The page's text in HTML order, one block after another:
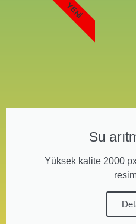
Su
Yüksek kalite 2000
YENI